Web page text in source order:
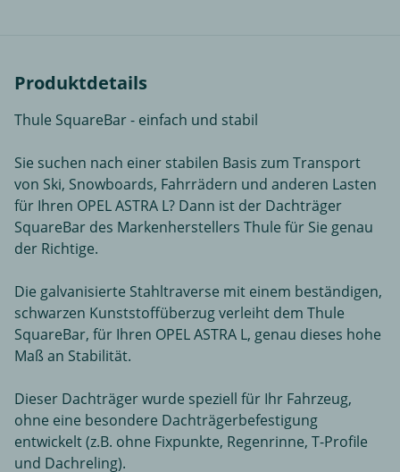
Produktdetails
Thule SquareBar - einfach und stabil
Sie suchen nach einer stabilen Basis zum Transport
von Ski, Snowboards, Fahrrädern und anderen Lasten
für Ihren OPEL ASTRA L? Dann ist der Dachträger
SquareBar des Markenherstellers Thule für Sie genau
der Richtige.
Die galvanisierte Stahltraverse mit einem beständigen,
schwarzen Kunststoffüberzug verleiht dem Thule
SquareBar, für Ihren OPEL ASTRA L, genau dieses hohe
Maß an Stabilität.
Dieser Dachträger wurde speziell für Ihr Fahrzeug,
ohne eine besondere Dachträgerbefestigung
entwickelt (z.B. ohne Fixpunkte, Regenrinne, T-Profile
und Dachreling).